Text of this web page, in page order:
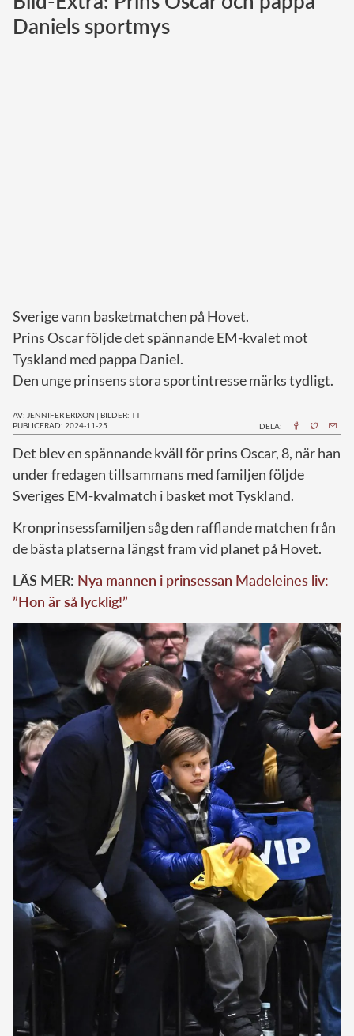
Norska kungahuset
Daniels sportmys
Sverige vann basketmatchen på Hovet.
Prins Oscar följde det spännande EM-kvalet mot
Tyskland med pappa Daniel.
Den unge prinsens stora sportintresse märks tydligt.
AV: JENNIFER ERIXON | BILDER: TT
PUBLICERAD: 2024-11-25
DELA:
Det blev en spännande kväll för prins Oscar, 8, när han
under fredagen tillsammans med familjen följde
Sveriges EM-kvalmatch i basket mot Tyskland.
Kronprinsessfamiljen såg den rafflande matchen från
de bästa platserna längst fram vid planet på Hovet.
LÄS MER: Nya mannen i prinsessan Madeleines liv:
”Hon är så lycklig!”